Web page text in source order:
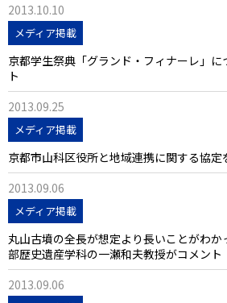
2013.10.10
メディア掲載
京都学生祭典「グランド・フィナーレ」
ト
2013.09.25
メディア掲載
京都市山科区役所と地域連携に関する協定
2013.09.06
メディア掲載
丸山古墳の全長が想定より長いことがわか
部歴史遺産学科の一瀬和夫教授がコメント
2013.09.06